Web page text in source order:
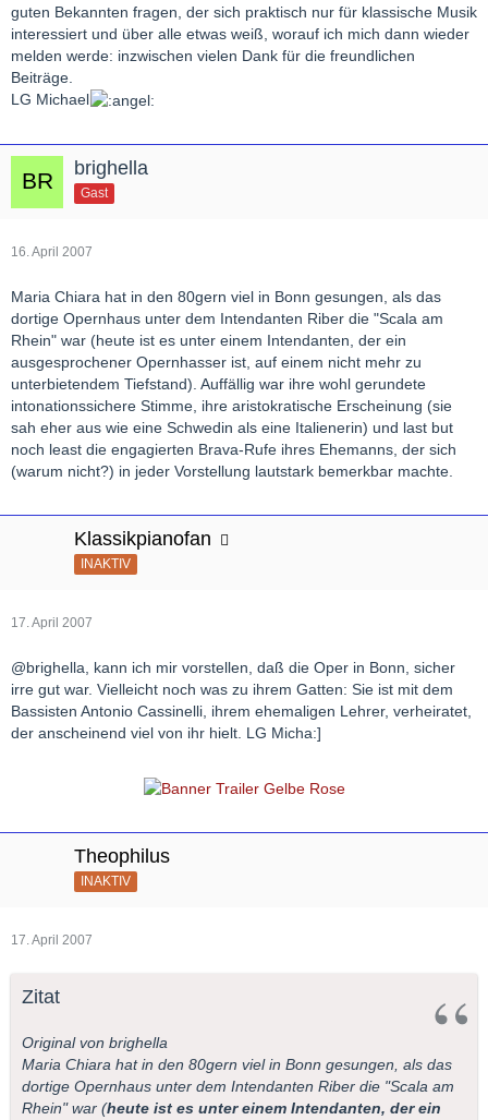
guten Bekannten fragen, der sich praktisch nur für klassische Musik
interessiert und über alle etwas weiß, worauf ich mich dann wieder
melden werde: inzwischen vielen Dank für die freundlichen
Beiträge.
LG Michael
brighella
Gast
16. April 2007
Maria Chiara hat in den 80gern viel in Bonn gesungen, als das
dortige Opernhaus unter dem Intendanten Riber die "Scala am
Rhein" war (heute ist es unter einem Intendanten, der ein
ausgesprochener Opernhasser ist, auf einem nicht mehr zu
unterbietendem Tiefstand). Auffällig war ihre wohl gerundete
intonationssichere Stimme, ihre aristokratische Erscheinung (sie
sah eher aus wie eine Schwedin als eine Italienerin) und last but
noch least die engagierten Brava-Rufe ihres Ehemanns, der sich
(warum nicht?) in jeder Vorstellung lautstark bemerkbar machte.
Klassikpianofan
INAKTIV
17. April 2007
@brighella, kann ich mir vorstellen, daß die Oper in Bonn, sicher
irre gut war. Vielleicht noch was zu ihrem Gatten: Sie ist mit dem
Bassisten Antonio Cassinelli, ihrem ehemaligen Lehrer, verheiratet,
der anscheinend viel von ihr hielt. LG Micha:]
Theophilus
INAKTIV
17. April 2007
Zitat
Original von brighella
Maria Chiara hat in den 80gern viel in Bonn gesungen, als das
dortige Opernhaus unter dem Intendanten Riber die "Scala am
Rhein" war (heute ist es unter einem Intendanten, der ein